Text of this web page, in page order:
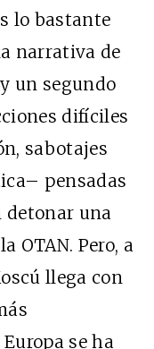
lo bastante
narrativa de
un segundo
difíciles
sabotajes
pensadas
detonar una
OTAN. Pero, a
llega con
se ha